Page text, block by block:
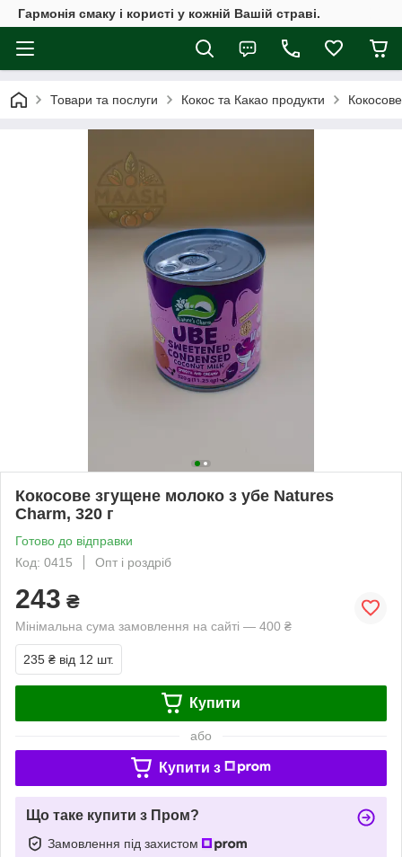
Гармонія смаку і користі у кожній Вашій страві.
Товари та послуги Кокос та Какао продукти
Кокосове згущене молоко з убе Natures
Charm, 320 г
Готово до відправки
Код: 0415
Опт і роздріб
243 ₴
Мінімальна сума замовлення на сайті — 400 ₴
235 ₴ від 12 шт.
Купити
або
Купити з
Що таке купити з Пром?
Замовлення під захистом